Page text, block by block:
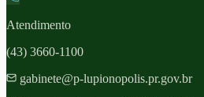
Atendimento
(43) 3660-1100
gabinete@p-lupionopolis.pr.gov.br